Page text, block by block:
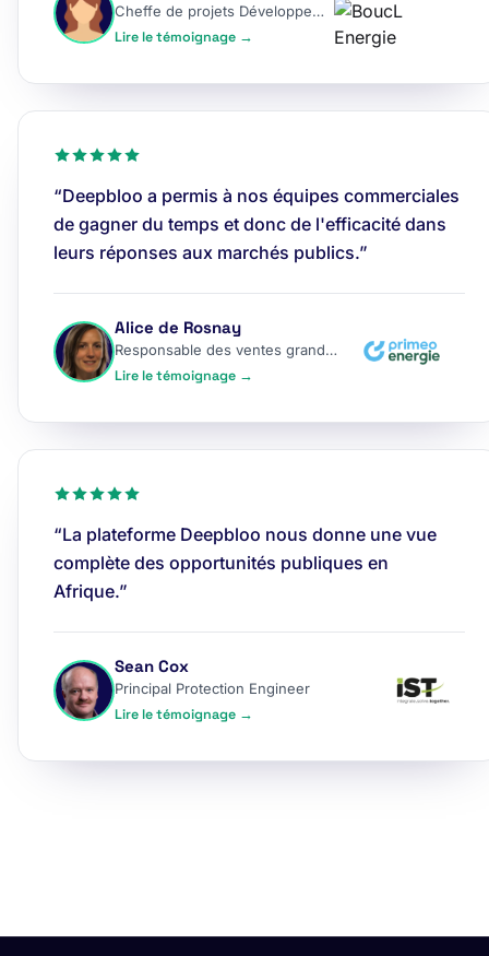
Cheffe de projets Développement
Lire le témoignage →
“Deepbloo a permis à nos équipes commerciales
de gagner du temps et donc de l'efficacité dans
leurs réponses aux marchés publics.”
Alice de Rosnay
Responsable des ventes grands comptes
Lire le témoignage →
“La plateforme Deepbloo nous donne une vue
complète des opportunités publiques en
Afrique.”
Sean Cox
Principal Protection Engineer
Lire le témoignage →